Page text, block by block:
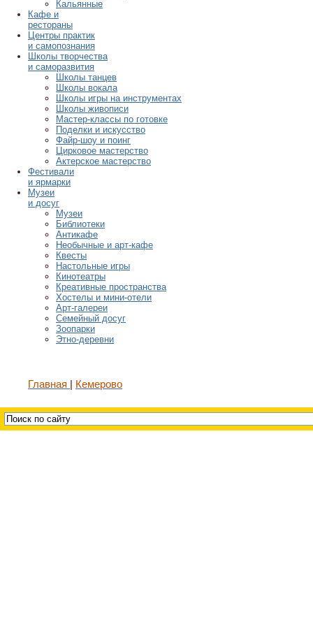
Кальянные
Кафе и
рестораны
Центры практик
и самопознания
Школы творчества
и саморазвития
Школы танцев
Школы вокала
Школы игры на инструментах
Школы живописи
Мастер-классы по готовке
Поделки и искусство
Файр-шоу и поинг
Цирковое мастерство
Актерское мастерство
Фестивали
и ярмарки
Музеи
и досуг
Музеи
Библиотеки
Антикафе
Необычные и арт-кафе
Квесты
Настольные игры
Кинотеатры
Креативные пространства
Хостелы и мини-отели
Арт-галереи
Семейный досуг
Зоопарки
Этно-деревни
Главная Кемерово